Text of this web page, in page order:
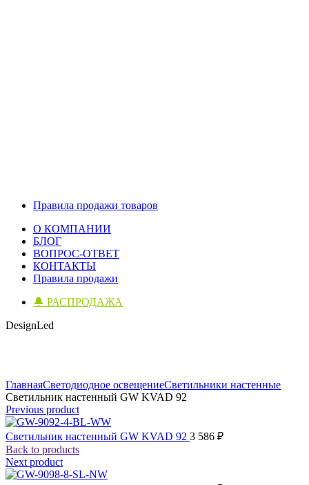
Правила продажи товаров
О КОМПАНИИ
БЛОГ
ВОПРОС-ОТВЕТ
КОНТАКТЫ
Правила продажи
🔔 РАСПРОДАЖА
DesignLed
ГлавнаяСветодиодное освещениеСветильники настенные
Светильник настенный GW KVAD 92
Previous product
Светильник настенный GW KVAD 92 3 586 ₽
Back to products
Next product